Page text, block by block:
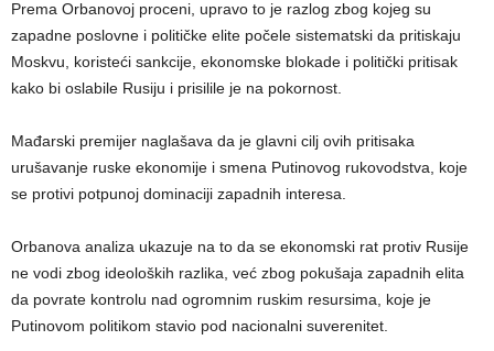
Prema Orbanovoj proceni, upravo to je razlog zbog kojeg su
zapadne poslovne i političke elite počele sistematski da pritiskaju
Moskvu, koristeći sankcije, ekonomske blokade i politički pritisak
kako bi oslabile Rusiju i prisilile je na pokornost.
Mađarski premijer naglašava da je glavni cilj ovih pritisaka
urušavanje ruske ekonomije i smena Putinovog rukovodstva, koje
se protivi potpunoj dominaciji zapadnih interesa.
Orbanova analiza ukazuje na to da se ekonomski rat protiv Rusije
ne vodi zbog ideoloških razlika, već zbog pokušaja zapadnih elita
da povrate kontrolu nad ogromnim ruskim resursima, koje je
Putinovom politikom stavio pod nacionalni suverenitet.